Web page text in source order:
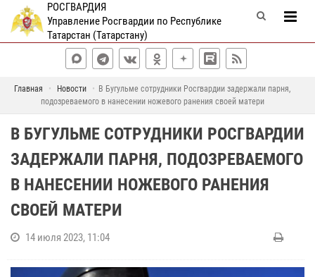
РОСГВАРДИЯ
Управление Росгвардии по Республике
Татарстан (Татарстану)
Главная Новости
В Бугульме сотрудники Росгвардии задержали парня,
подозреваемого в нанесении ножевого ранения своей матери
В БУГУЛЬМЕ СОТРУДНИКИ РОСГВАРДИИ
ЗАДЕРЖАЛИ ПАРНЯ, ПОДОЗРЕВАЕМОГО
В НАНЕСЕНИИ НОЖЕВОГО РАНЕНИЯ
СВОЕЙ МАТЕРИ
14 июля 2023, 11:04